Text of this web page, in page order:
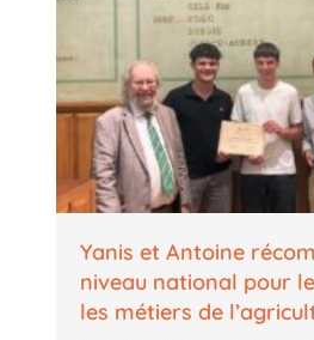
Yanis et Antoine
niveau national pour
les métiers de